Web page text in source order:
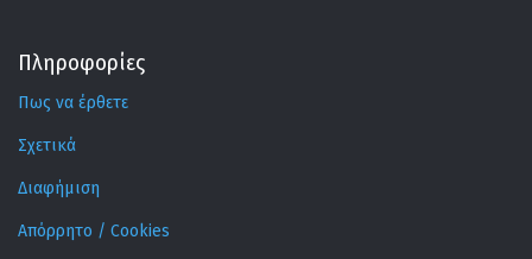
Πληροφορίες
Πως να έρθετε
Σχετικά
Διαφήμιση
Απόρρητο / Cookies